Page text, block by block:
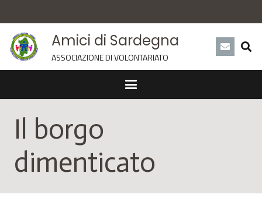
Amici di Sardegna
ASSOCIAZIONE DI VOLONTARIATO
Il borgo
dimenticato